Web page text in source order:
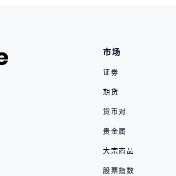
市场
证劵
期货
货币对
贵金属
大宗商品
股票指数